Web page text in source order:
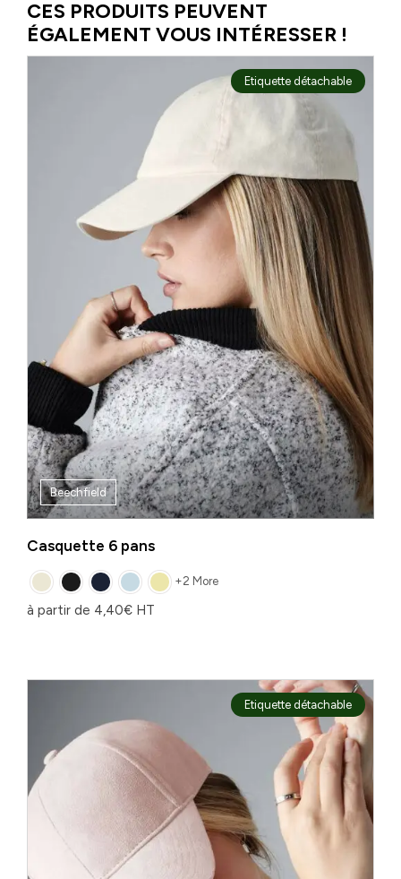
les uns aux autres, suscitant des vocations pour répondre aux […]
CES PRODUITS PEUVENT
ÉGALEMENT VOUS INTÉRESSER !
Etiquette détachable
Beechfield
Casquette 6 pans
+2 More
à partir de 4,40€ HT
Etiquette détachable